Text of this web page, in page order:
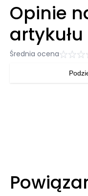
Opinie
artykułu
Średnia ocena